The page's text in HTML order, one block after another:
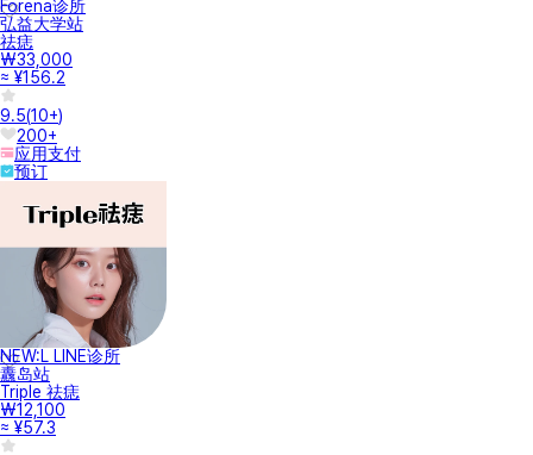
Forena诊所
弘益大学站
祛痣
₩33,000
≈ ¥156.2
9.5(10+)
200+
应用支付
预订
NEW:L LINE诊所
纛岛站
Triple 祛痣
₩12,100
≈ ¥57.3